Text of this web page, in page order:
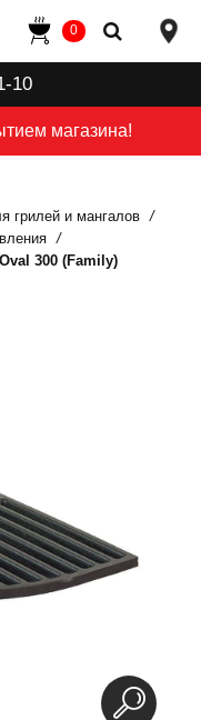
магазина!
10
0
грилей и мангалов
300 (Family)